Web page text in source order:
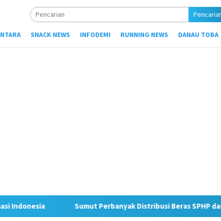
SNACK NEWS INFODEMI RUNNING NEWS DANAU TOBA
Sumut Perbanyak Distribusi Beras SPHP dan Pasok Beras